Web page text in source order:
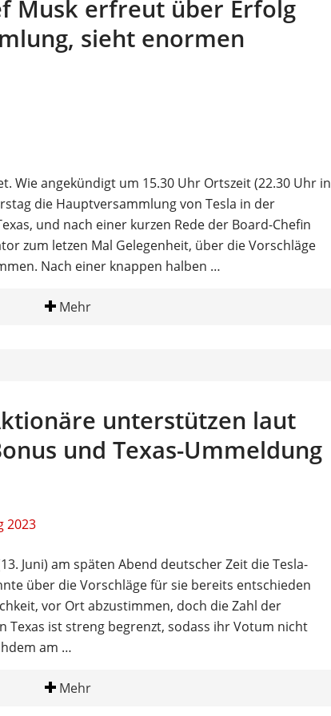
Musk erfreut über Erfolg
sieht enormen
Wie angekündigt um 15.30 Uhr Ortszeit (22.30 Uhr in
die Hauptversammlung von Tesla in der
und nach einer kurzen Rede der Board-Chefin
zum letzen Mal Gelegenheit, über die Vorschläge
Nach einer knappen halben …
Mehr
unterstützen laut
und Texas-Ummeldung
Juni) am späten Abend deutscher Zeit die Tesla-
über die Vorschläge für sie bereits entschieden
vor Ort abzustimmen, doch die Zahl der
Texas ist streng begrenzt, sodass ihr Votum nicht
am …
Mehr